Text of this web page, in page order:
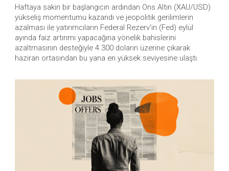
Haftaya sakin bir başlangıcın ardından Ons Altın (XAU/USD)
yükseliş momentumu kazandı ve jeopolitik gerilimlerin
azalması ile yatırımcıların Federal Rezerv'in (Fed) eylül
ayında faiz artırımı yapacağına yönelik bahislerini
azaltmasının desteğiyle 4.300 doların üzerine çıkarak
haziran ortasından bu yana en yüksek seviyesine ulaştı.